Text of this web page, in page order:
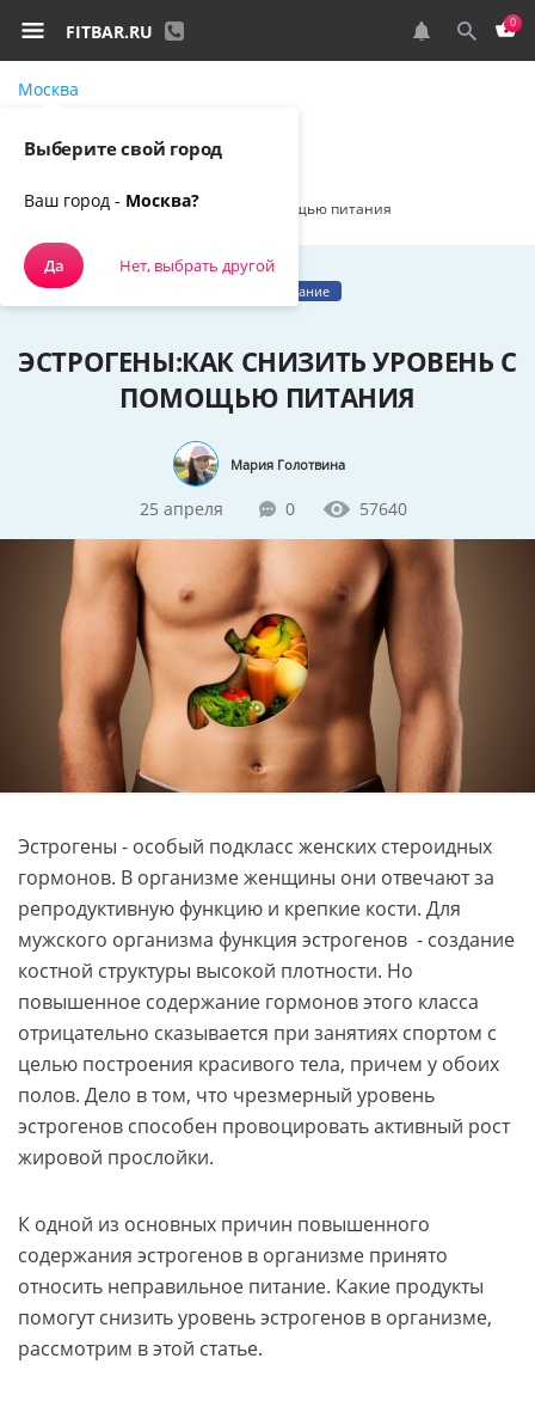
FITBAR.RU 0
Москва
Эстрогены:как снизить уровень с помощью питания
Правильное питание
ЭСТРОГЕНЫ:КАК СНИЗИТЬ УРОВЕНЬ С
ПОМОЩЬЮ ПИТАНИЯ
Мария Голотвина
25 апреля 0 57640
Эстрогены - особый подкласс женских стероидных
гормонов. В организме женщины они отвечают за
репродуктивную функцию и крепкие кости. Для
мужского организма функция эстрогенов - создание
костной структуры высокой плотности. Но
повышенное содержание гормонов этого класса
отрицательно сказывается при занятиях спортом с
целью построения красивого тела, причем у обоих
полов. Дело в том, что чрезмерный уровень
эстрогенов способен провоцировать активный рост
жировой прослойки.
К одной из основных причин повышенного
содержания эстрогенов в организме принято
относить неправильное питание. Какие продукты
помогут снизить уровень эстрогенов в организме,
рассмотрим в этой статье.
Выберите свой город
Ваш город - Москва?
Да Нет, выбрать другой